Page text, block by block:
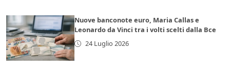
Nuove banconote euro, Maria Callas e
Leonardo da Vinci tra i volti scelti dalla Bce
24 Luglio 2026